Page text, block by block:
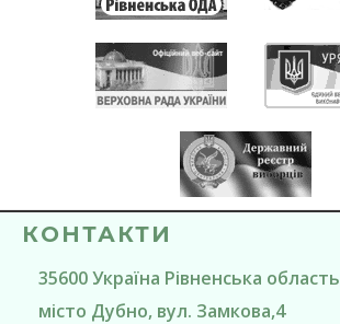
КОНТАКТИ
35600Україна Рівненська область
місто Дубно, вул. Замкова,4